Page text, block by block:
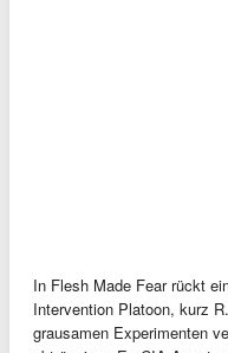
In Flesh Made Fear rückt
Intervention Platoon, kurz
grausamen Experimenten